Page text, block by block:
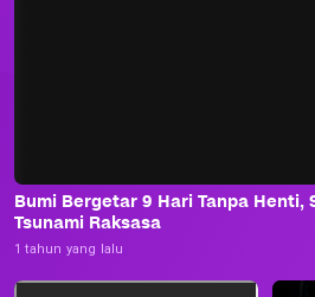
Bumi Bergetar 9 Hari Tanpa Henti,
Tsunami Raksasa
1 tahun yang lalu